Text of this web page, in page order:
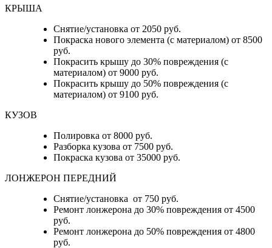
КРЫША
Снятие/установка от 2050 руб.
Покраска нового элемента (с материалом) от 8500
руб.
Покрасить крышу до 30% повреждения (с
материалом) от 9000 руб.
Покрасить крышу до 50% повреждения (с
материалом) от 9100 руб.
КУЗОВ
Полировка от 8000 руб.
Разборка кузова от 7500 руб.
Покраска кузова от 35000 руб.
ЛОНЖЕРОН ПЕРЕДНИЙ
Снятие/установка от 750 руб.
Ремонт лонжерона до 30% повреждения от 4500
руб.
Ремонт лонжерона до 50% повреждения от 4800
руб.